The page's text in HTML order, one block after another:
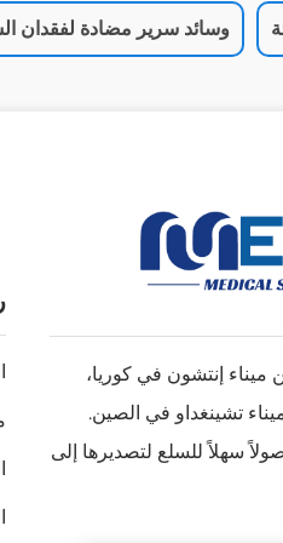
وسائد سرير مضادة لفقدان
ميناء إنتشون في كوريا،
تشينغداو في الصين.
سهلاً للسلع لتصديرها إلى